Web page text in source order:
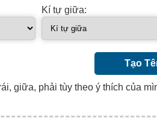
Kí tự giữa:
Tạo
giữa, phải tùy theo ý thích của